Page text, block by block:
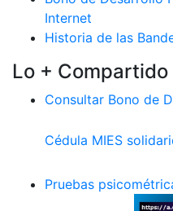
Internet
Historia de las
Lo + Compartido
Consultar Bono de
Cédula MIES
Pruebas